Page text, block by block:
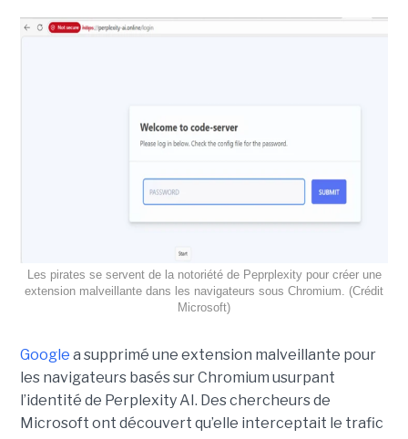
Les pirates se servent de la notoriété de Peprplexity pour créer une
extension malveillante dans les navigateurs sous Chromium. (Crédit
Microsoft)
Google a supprimé une extension malveillante pour
les navigateurs basés sur Chromium usurpant
l’identité de Perplexity AI. Des chercheurs de
Microsoft ont découvert qu’elle interceptait le trafic